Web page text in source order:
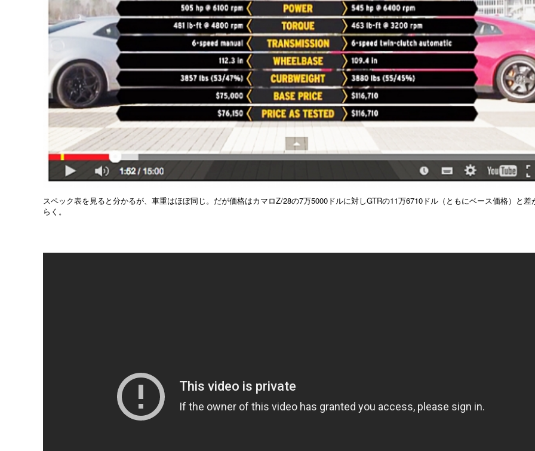
スペック表を見ると分かるが、車重はほぼ同じ。だが価格はカマロZ/28の7万5000ドルに対しGTRの11万6710ドル（ともにベース価格）と差
らく。